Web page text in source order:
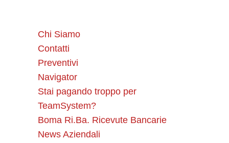
Chi Siamo
Contatti
Preventivi
Navigator
Stai pagando troppo per
TeamSystem?
Boma Ri.Ba. Ricevute Bancarie
News Aziendali